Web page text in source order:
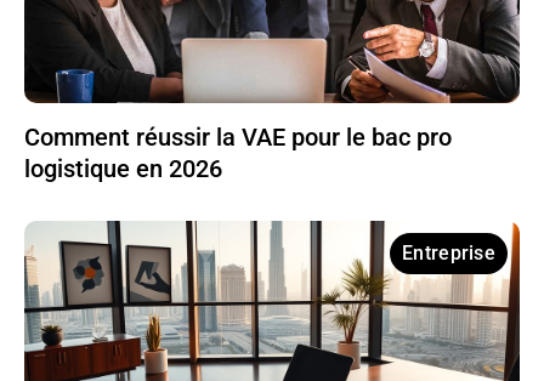
Comment réussir la VAE pour le bac pro
logistique en 2026
Entreprise